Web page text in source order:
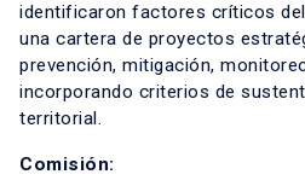
identificaron factores críticos
una cartera de proyectos
prevención, mitigación,
incorporando criterios de
territorial.
Comisión: